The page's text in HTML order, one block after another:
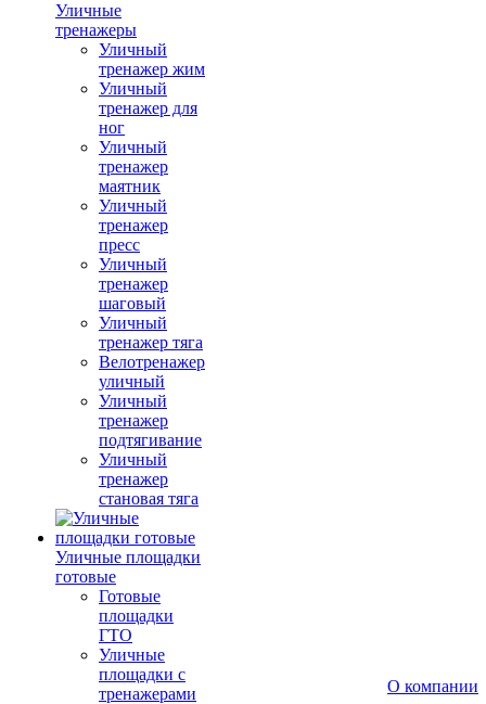
Уличные
тренажеры
Уличный
тренажер жим
Уличный
тренажер для
ног
Уличный
тренажер
маятник
Уличный
тренажер
пресс
Уличный
тренажер
шаговый
Уличный
тренажер тяга
Велотренажер
уличный
Уличный
тренажер
подтягивание
Уличный
тренажер
становая тяга
Уличные площадки
готовые
Готовые
площадки
ГТО
Уличные
площадки с
тренажерами
О компании